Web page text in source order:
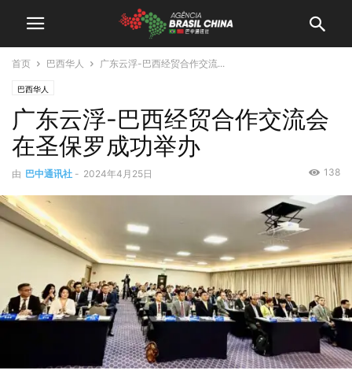
首页 巴西华人 广东云浮-巴西经贸合作交流...
巴西华人
广东云浮-巴西经贸合作交流会
在圣保罗成功举办
由 巴中通讯社 - 2024年4月25日 138